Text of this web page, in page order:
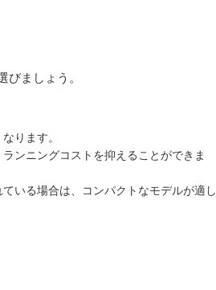
ましょう。
ります。
ンニングコストを抑えることができま
いる場合は、コンパクトなモデルが適し